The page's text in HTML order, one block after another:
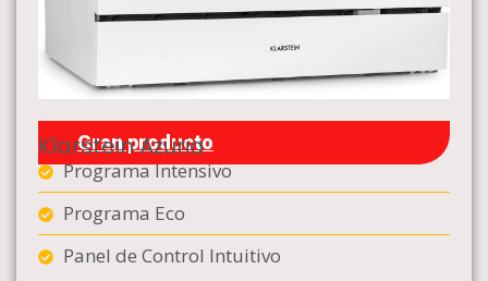
Gran producto
Klarstein Azuria
Programa Intensivo
Programa Eco
Panel de Control Intuitivo